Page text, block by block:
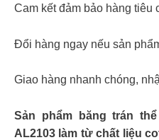
Cam kết đảm bảo hàng tiêu
Đổi hàng ngay nếu sản
Giao hàng nhanh chóng,
Sản phẩm băng trán
AL2103 làm từ chất liệu